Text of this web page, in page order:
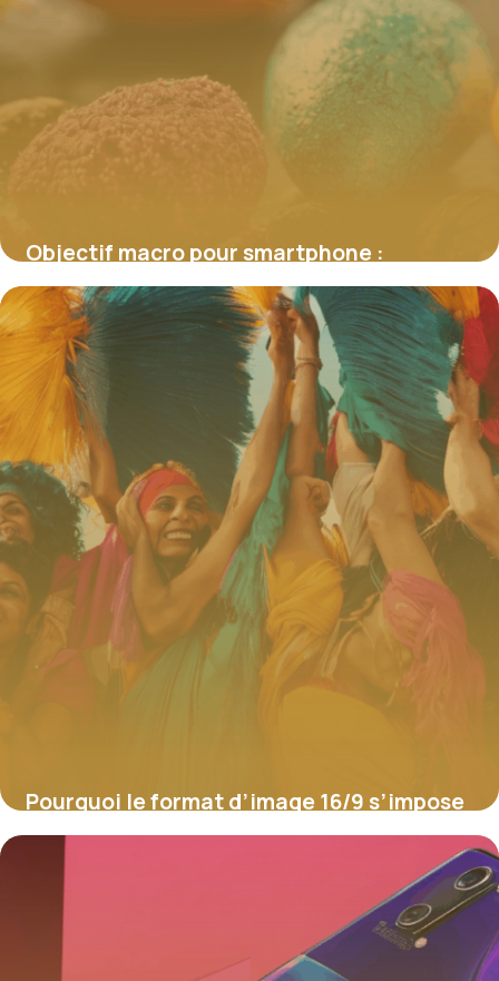
Objectif macro pour smartphone :
Décryptez le potentiel insoupçonné de la
photographie rapprochée
4 juillet 2025
Pourquoi le format d’image 16/9 s’impose
sur le web et les réseaux sociaux